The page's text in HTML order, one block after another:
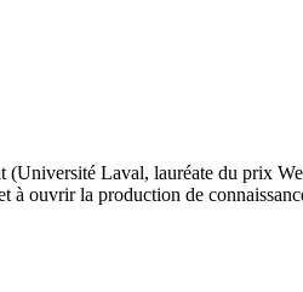
Laval, lauréate du prix
ouvrir la production de